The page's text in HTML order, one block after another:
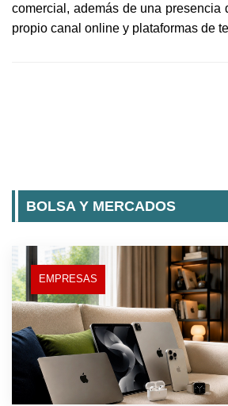
comercial, además de una presencia
propio canal online y plataformas de
BOLSA Y MERCADOS
EMPRESAS